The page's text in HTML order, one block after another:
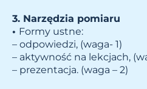
3. Narzędzia pomiaru
• Formy ustne:
– odpowiedzi, (waga- 1)
– aktywność na lekcjach,
– prezentacja. (waga – 2)